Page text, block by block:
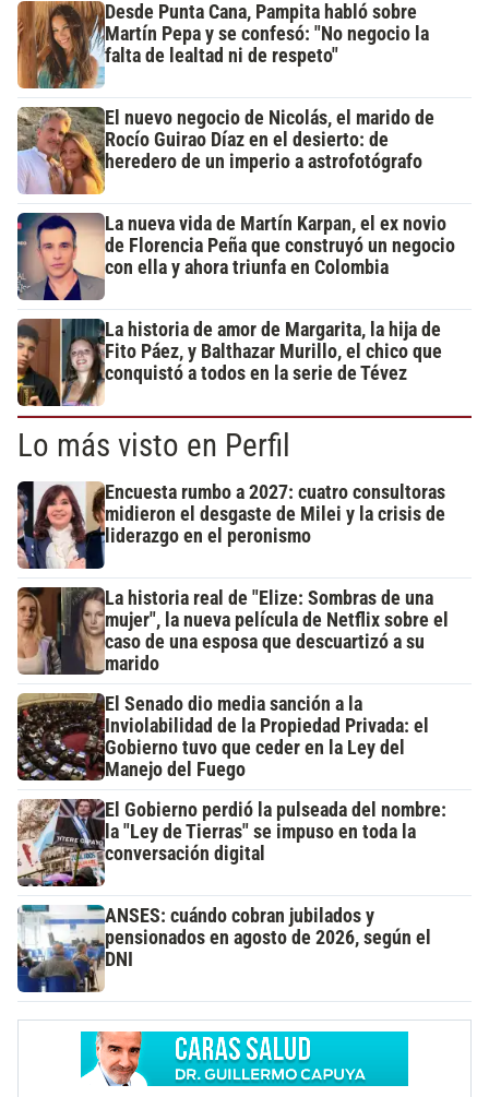
Desde Punta Cana, Pampita habló sobre
Martín Pepa y se confesó: "No negocio la
falta de lealtad ni de respeto"
El nuevo negocio de Nicolás, el marido de
Rocío Guirao Díaz en el desierto: de
heredero de un imperio a astrofotógrafo
La nueva vida de Martín Karpan, el ex novio
de Florencia Peña que construyó un negocio
con ella y ahora triunfa en Colombia
La historia de amor de Margarita, la hija de
Fito Páez, y Balthazar Murillo, el chico que
conquistó a todos en la serie de Tévez
Lo más visto en Perfil
Encuesta rumbo a 2027: cuatro consultoras
midieron el desgaste de Milei y la crisis de
liderazgo en el peronismo
La historia real de "Elize: Sombras de una
mujer", la nueva película de Netflix sobre el
caso de una esposa que descuartizó a su
marido
El Senado dio media sanción a la
Inviolabilidad de la Propiedad Privada: el
Gobierno tuvo que ceder en la Ley del
Manejo del Fuego
El Gobierno perdió la pulseada del nombre:
la "Ley de Tierras" se impuso en toda la
conversación digital
ANSES: cuándo cobran jubilados y
pensionados en agosto de 2026, según el
DNI